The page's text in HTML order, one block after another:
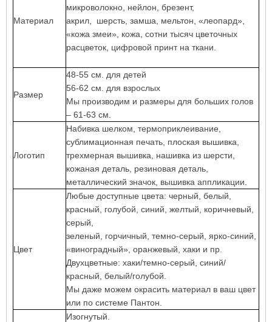
Материал
микроволокно, нейлон, брезент,
акрил, шерсть, замша, мельтон, «леопард»,
«кожа змеи», кожа, сотни тысяч цветочных
расцветок, цифровой принт на ткани.
Размер
48-55 см. для детей
56-62 см. для взрослых
Мы производим и размеры для больших голов
– 61-63 см.
Логотип
Набивка шелком, термоприклеивание,
сублимационная печать, плоская вышивка,
трехмерная вышивка, нашивка из шерсти,
кожаная деталь, резиновая деталь,
металлический значок, вышивка аппликации.
Цвет
Любые доступные цвета: черный, белый,
красный, голубой, синий, желтый, коричневый,
серый,
зеленый, горчичный, темно-серый, ярко-синий,
«виноградный», оранжевый, хаки и пр.
Двухцветные: хаки/темно-серый, синий/
красный, белый/голубой.
Мы даже можем окрасить материал в ваш цвет
или по системе Пантон.
Изогнутый.